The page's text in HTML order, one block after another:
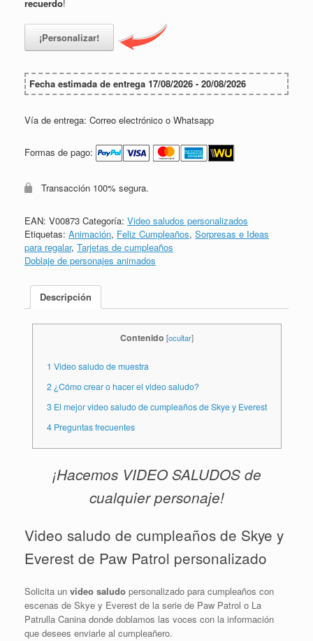
recuerdo!
¡Personalizar!
Fecha estimada de entrega 17/08/2026 - 20/08/2026
Vía de entrega: Correo electrónico o Whatsapp
Formas de pago:
Transacción 100% segura.
EAN: V00873 Categoría: Video saludos personalizados
Etiquetas: Animación, Feliz Cumpleaños, Sorpresas e Ideas
para regalar, Tarjetas de cumpleaños
Doblaje de personajes animados
Descripción
Contenido [ocultar]
1 Video saludo de muestra
2¿Cómo crear o hacer el video saludo?
3El mejor video saludo de cumpleaños de Skye y Everest
4Preguntas frecuentes
¡Hacemos VIDEO SALUDOS de
cualquier personaje!
Video saludo de cumpleaños de Skye y
Everest de Paw Patrol personalizado
Solicita un video saludo personalizado para cumpleaños con
escenas de Skye y Everest de la serie de Paw Patrol o La
Patrulla Canina donde doblamos las voces con la información
que desees enviarle al cumpleañero.